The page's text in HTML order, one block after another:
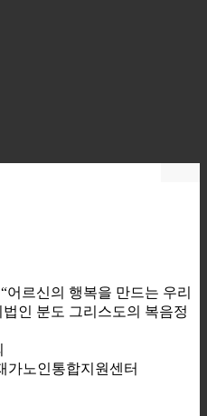
“어르신의 행복을 만드는 우리
인 분도 그리스도의 복음정
가노인통합지원센터